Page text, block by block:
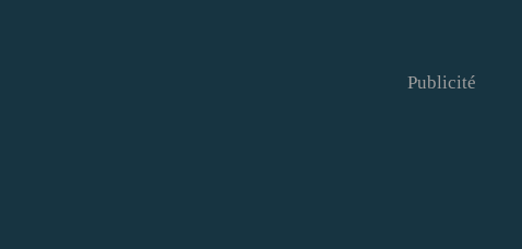
Publicité